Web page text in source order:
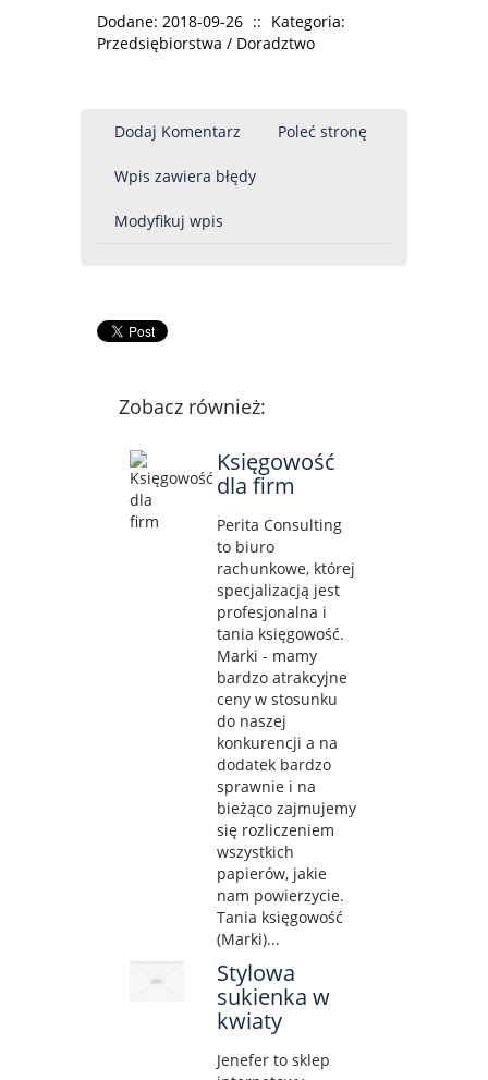
Dodane: 2018-09-26 :: Kategoria:
Przedsiębiorstwa / Doradztwo
Dodaj Komentarz Poleć stronę
Wpis zawiera błędy
Modyfikuj wpis
Zobacz również:
Księgowość
dla firm
Perita Consulting
to biuro
rachunkowe, której
specjalizacją jest
profesjonalna i
tania księgowość.
Marki - mamy
bardzo atrakcyjne
ceny w stosunku
do naszej
konkurencji a na
dodatek bardzo
sprawnie i na
bieżąco zajmujemy
się rozliczeniem
wszystkich
papierów, jakie
nam powierzycie.
Tania księgowość
(Marki)...
Stylowa
sukienka w
kwiaty
Jenefer to sklep